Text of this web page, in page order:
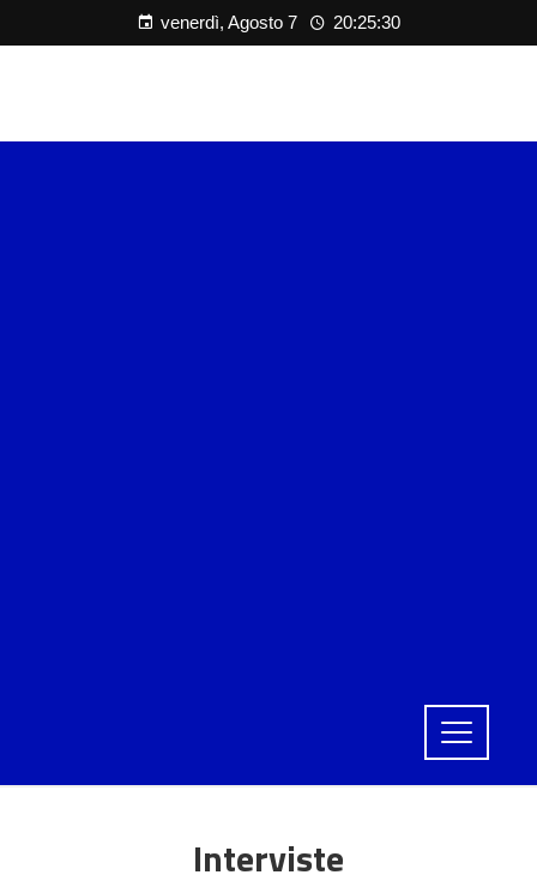
venerdì, Agosto 7 20:25:31
Interviste